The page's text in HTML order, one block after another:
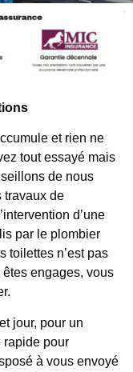
et rien ne
tout essayé mais
de nous
travaux de
d’une
par le plombier
toilettes n’est pas
engages, vous
jour, pour un
rapide pour
à vous envoyé